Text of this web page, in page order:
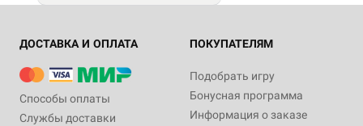
ДОСТАВКА И ОПЛАТА
Способы оплаты
Службы доставки
ПОКУПАТЕЛЯМ
Подобрать игру
Бонусная программа
Информация о заказе